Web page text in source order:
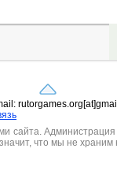
сайта. Администрация
что мы не